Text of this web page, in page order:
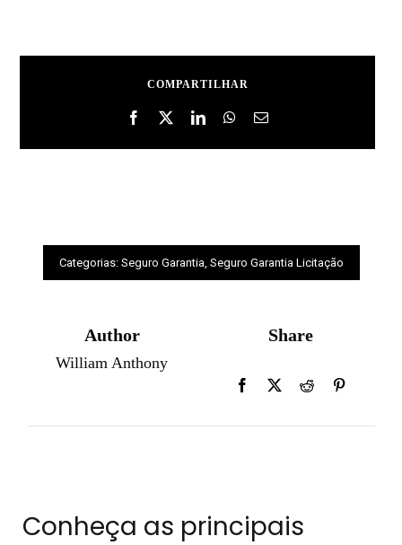
COMPARTILHAR
Categorias: Seguro Garantia, Seguro Garantia Licitação
Author
William Anthony
Share
Conheça as principais